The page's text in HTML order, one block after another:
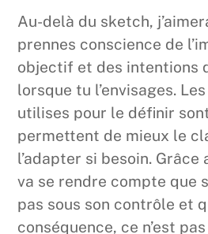
Au-delà du sketch,
prennes conscience de
objectif et des intentions
lorsque tu l’envisages.
utilises pour le définir
permettent de mieux le
l’adapter si besoin. Grâce
va se rendre compte que
pas sous son contrôle et
conséquence, ce n’est